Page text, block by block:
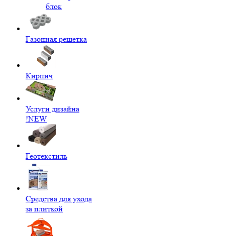
блок
Газонная решетка
Кирпич
Услуги дизайна
!NEW
Геотекстиль
Средства для ухода
за плиткой